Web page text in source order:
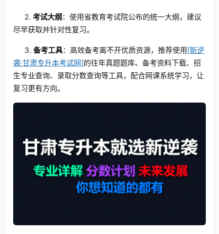
2. 考试大纲：使用省教育考试院公布的统一大纲，建议
尽早获取并针对性复习。
3. 备考工具：高效备考离不开优质资源，推荐使用[新逆
袭·甘肃专升本考试网]的往年真题题库、备考资料下载、招
生专业查询、录取分数查询等工具，配合网课系统学习，让
复习更有方向。